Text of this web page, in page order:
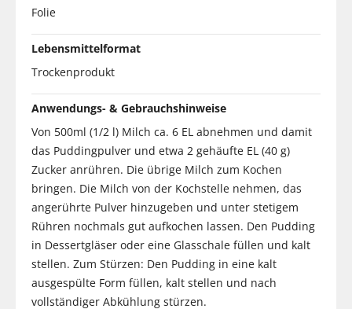
Folie
Lebensmittelformat
Trockenprodukt
Anwendungs- & Gebrauchshinweise
Von 500ml (1/2 l) Milch ca. 6 EL abnehmen und damit
das Puddingpulver und etwa 2 gehäufte EL (40 g)
Zucker anrühren. Die übrige Milch zum Kochen
bringen. Die Milch von der Kochstelle nehmen, das
angerührte Pulver hinzugeben und unter stetigem
Rühren nochmals gut aufkochen lassen. Den Pudding
in Dessertgläser oder eine Glasschale füllen und kalt
stellen. Zum Stürzen: Den Pudding in eine kalt
ausgespülte Form füllen, kalt stellen und nach
vollständiger Abkühlung stürzen.